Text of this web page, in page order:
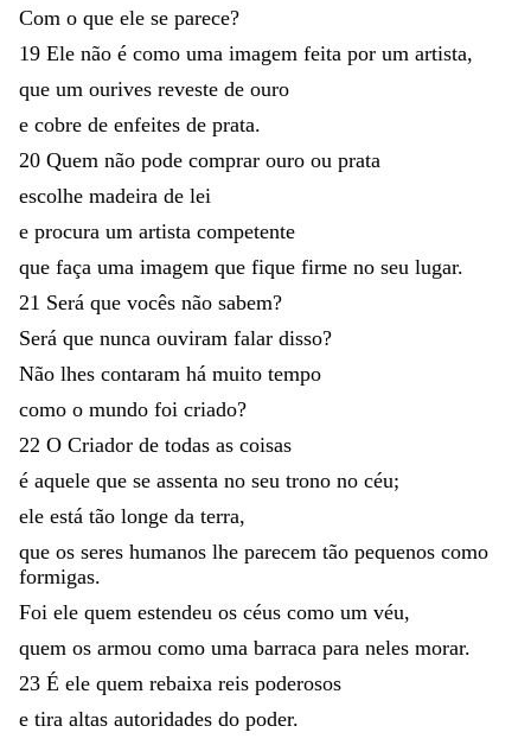
Com o que ele se parece?
19 Ele não é como uma imagem feita por um artista,
que um ourives reveste de ouro
e cobre de enfeites de prata.
20 Quem não pode comprar ouro ou prata
escolhe madeira de lei
e procura um artista competente
que faça uma imagem que fique firme no seu lugar.
21 Será que vocês não sabem?
Será que nunca ouviram falar disso?
Não lhes contaram há muito tempo
como o mundo foi criado?
22 O Criador de todas as coisas
é aquele que se assenta no seu trono no céu;
ele está tão longe da terra,
que os seres humanos lhe parecem tão pequenos como
formigas.
Foi ele quem estendeu os céus como um véu,
quem os armou como uma barraca para neles morar.
23 É ele quem rebaixa reis poderosos
e tira altas autoridades do poder.